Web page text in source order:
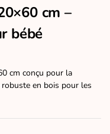
cm –
bébé
cm conçu pour la
en bois pour les